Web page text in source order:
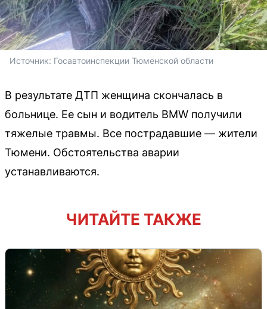
Источник: Госавтоинспекции Тюменской области
В результате ДТП женщина скончалась в
больнице. Ее сын и водитель BMW получили
тяжелые травмы. Все пострадавшие — жители
Тюмени. Обстоятельства аварии
устанавливаются.
ЧИТАЙТЕ ТАКЖЕ